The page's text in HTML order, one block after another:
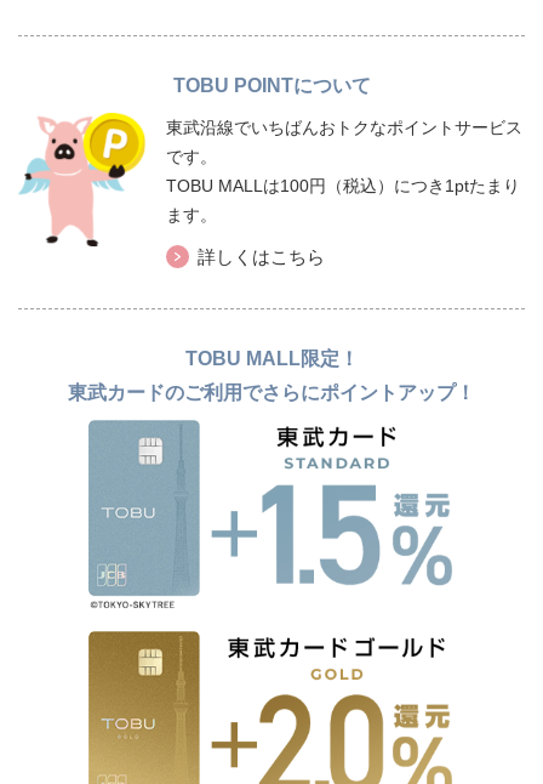
TOBU POINTについて
東武沿線でいちばんおトクなポイントサービス
です。
TOBU MALLは100円（税込）につき1ptたまり
ます。
詳しくはこちら
TOBU MALL限定！
東武カードのご利用でさらにポイントアップ！